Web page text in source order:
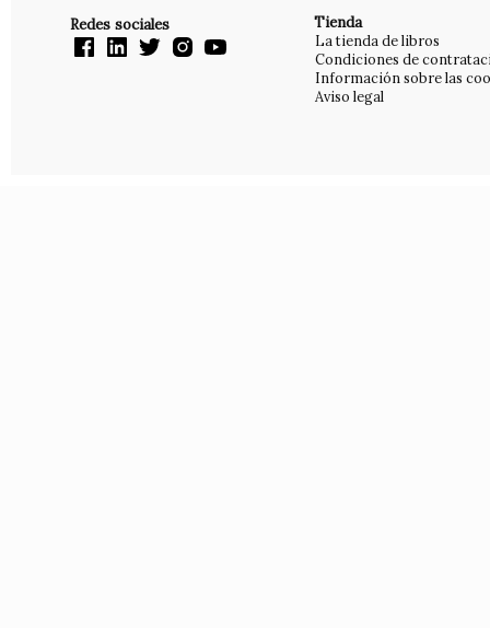
Redes sociales Tienda
La tienda de libros
Condiciones de
Información sobre las
Aviso legal